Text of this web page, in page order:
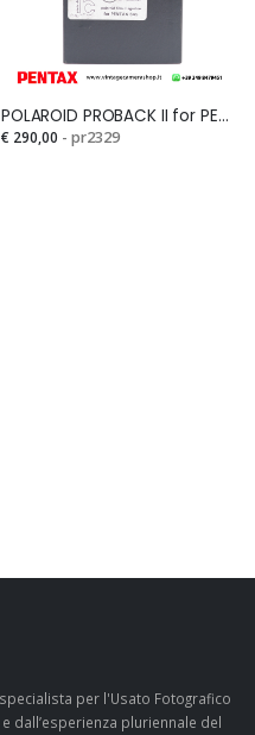
POLAROID PROBACK II for PENTAX 645 (raro)Si
€ 290,00 - pr2329
per l'Usato Fotografico
dall’esperienza pluriennale del